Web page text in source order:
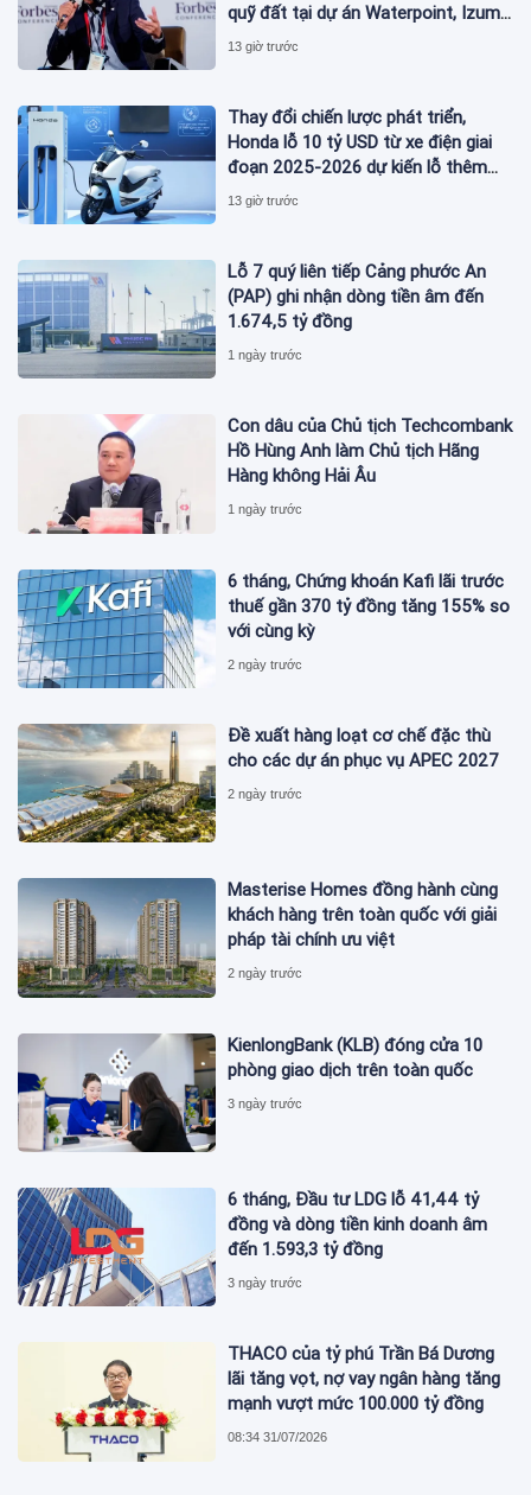
quỹ đất tại dự án Waterpoint, Izumi
City
13 giờ trước
Thay đổi chiến lược phát triển,
Honda lỗ 10 tỷ USD từ xe điện giai
đoạn 2025-2026 dự kiến lỗ thêm
3,3 tỷ USD giai đoạn 2026-2027
13 giờ trước
Lỗ 7 quý liên tiếp Cảng phước An
(PAP) ghi nhận dòng tiền âm đến
1.674,5 tỷ đồng
1 ngày trước
Con dâu của Chủ tịch Techcombank
Hồ Hùng Anh làm Chủ tịch Hãng
Hàng không Hải Âu
1 ngày trước
6 tháng, Chứng khoán Kafi lãi trước
thuế gần 370 tỷ đồng tăng 155% so
với cùng kỳ
2 ngày trước
Đề xuất hàng loạt cơ chế đặc thù
cho các dự án phục vụ APEC 2027
2 ngày trước
Masterise Homes đồng hành cùng
khách hàng trên toàn quốc với giải
pháp tài chính ưu việt
2 ngày trước
KienlongBank (KLB) đóng cửa 10
phòng giao dịch trên toàn quốc
3 ngày trước
6 tháng, Đầu tư LDG lỗ 41,44 tỷ
đồng và dòng tiền kinh doanh âm
đến 1.593,3 tỷ đồng
3 ngày trước
THACO của tỷ phú Trần Bá Dương
lãi tăng vọt, nợ vay ngân hàng tăng
mạnh vượt mức 100.000 tỷ đồng
08:34 31/07/2026